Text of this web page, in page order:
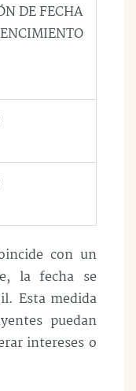
DE FECHA
con un
la fecha se
Esta medida
puedan
intereses o